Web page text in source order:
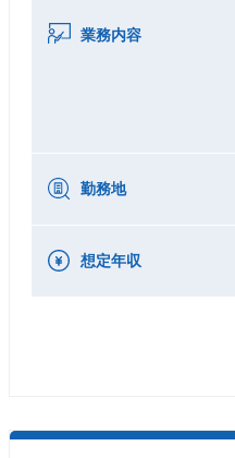
業務内容
勤務地
想定年収